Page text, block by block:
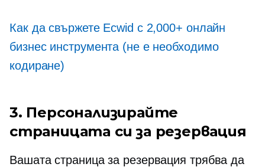
Как да свържете Ecwid с 2,000+ онлайн
бизнес инструмента (не е необходимо
кодиране)
3. Персонализирайте
страницата си за резервация
Вашата страница за резервация трябва да